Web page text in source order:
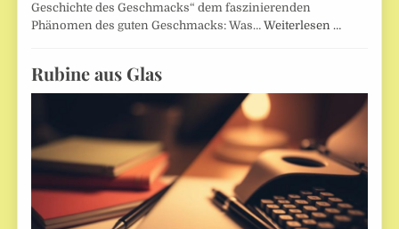
Geschichte des Geschmacks“ dem faszinierenden
Phänomen des guten Geschmacks: Was…Weiterlesen …
Rubine aus Glas